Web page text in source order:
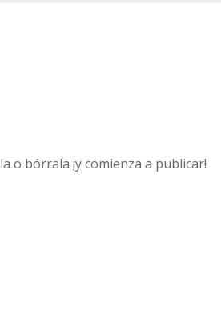
o bórrala ¡y comienza a publicar!